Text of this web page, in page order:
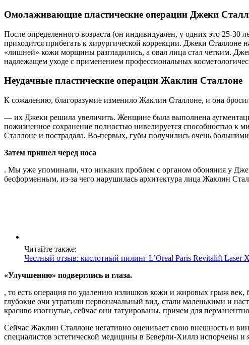
Омолаживающие пластические операции Джеки
После определенного возраста (он индивидуален, у одних это 25-30
приходится прибегать к хирургической коррекции. Джеки Сталлоне
«лишней» кожи морщины разгладились, а овал лица стал четким.
надлежащем уходе с применением профессиональных
Неудачные пластические операции Жаклин Сталлоне
К сожалению, благоразумие изменило Жаклин Сталлоне, и она
— их Джеки решила увеличить. Женщине была выполнена
пожизненное сохранение полностью нивелируется способностью к
Сталлоне и пострадала. Во-первых, губы получились очень
Затем пришел черед носа
. Мы уже упоминали, что никаких проблем с органом обоняния у
бесформенным, из-за чего нарушилась архитектура лица Жаклин
Читайте также:
Честный отзыв: кислотный пилинг L’Oreal Paris Revitalift Laser
«Улучшению» подверглись и глаза.
, то есть операция по удалению излишков кожи и жировых грыж век,
глубокие очи утратили первоначальный вид, стали маленькими и
красиво изогнутые, сейчас они татуированы, причем для
Сейчас Жаклин Сталлоне негативно оценивает свою внешность и
специалистов эстетической медицины в Беверли-Хиллз испорчены